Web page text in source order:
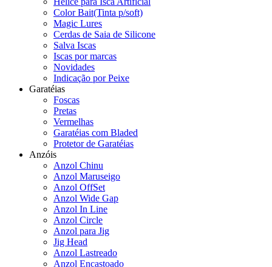
Color Bait(Tinta p/soft)
Magic Lures
Cerdas de Saia de Silicone
Salva Iscas
Iscas por marcas
Novidades
Indicação por Peixe
Garatéias
Foscas
Pretas
Vermelhas
Garatéias com Bladed
Protetor de Garatéias
Anzóis
Anzol Chinu
Anzol Maruseigo
Anzol OffSet
Anzol Wide Gap
Anzol In Line
Anzol Circle
Anzol para Jig
Jig Head
Anzol Lastreado
Anzol Encastoado